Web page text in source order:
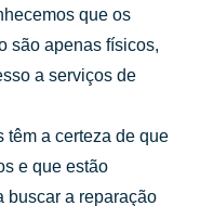
que os
são apenas físicos,
a serviços de
têm a certeza de que
e que estão
buscar a reparação